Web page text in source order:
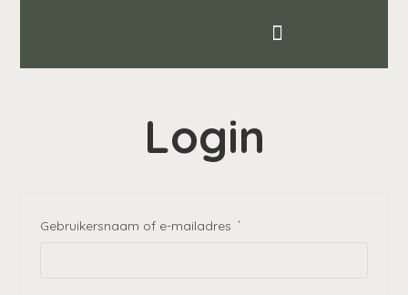
Login
Gebruikersnaam of e-mailadres *